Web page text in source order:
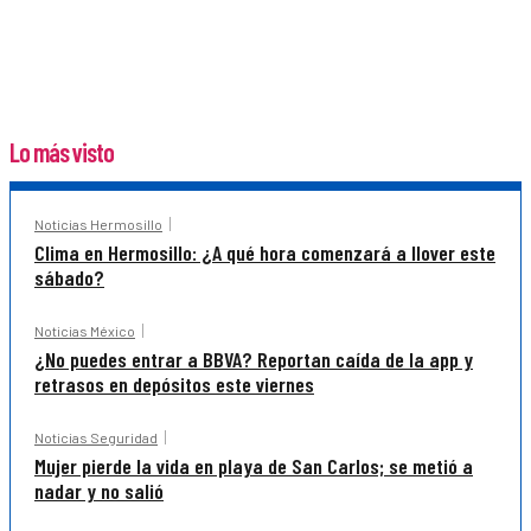
Lo más visto
Noticias Hermosillo
Clima en Hermosillo: ¿A qué hora comenzará a llover este
sábado?
Noticias México
¿No puedes entrar a BBVA? Reportan caída de la app y
retrasos en depósitos este viernes
Noticias Seguridad
Mujer pierde la vida en playa de San Carlos; se metió a
nadar y no salió